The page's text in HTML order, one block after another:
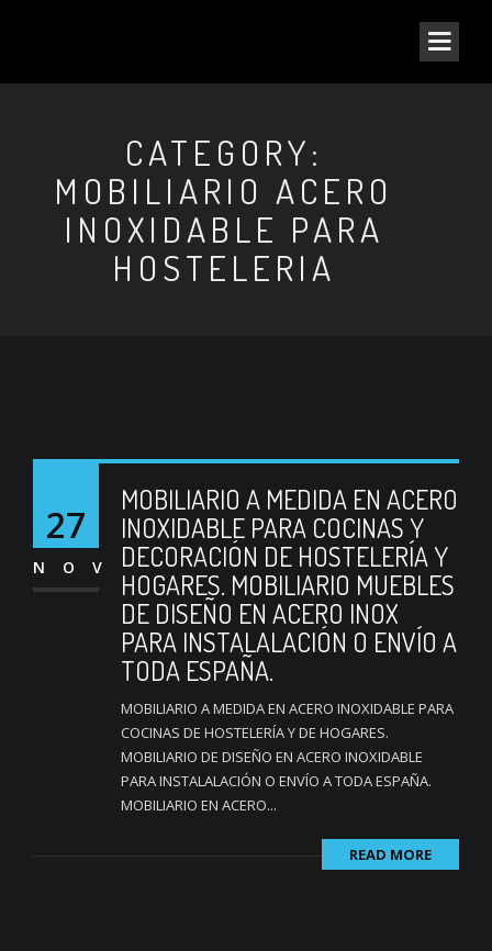
CATEGORY:
MOBILIARIO ACERO
INOXIDABLE PARA
HOSTELERIA
27
NOV
MOBILIARIO A MEDIDA EN ACERO
INOXIDABLE PARA COCINAS Y
DECORACIÓN DE HOSTELERÍA Y
HOGARES. MOBILIARIO MUEBLES
DE DISEÑO EN ACERO INOX
PARA INSTALALACIÓN O ENVÍO A
TODA ESPAÑA.
MOBILIARIO A MEDIDA EN ACERO INOXIDABLE PARA
COCINAS DE HOSTELERÍA Y DE HOGARES.
MOBILIARIO DE DISEÑO EN ACERO INOXIDABLE
PARA INSTALALACIÓN O ENVÍO A TODA ESPAÑA.
MOBILIARIO EN ACERO...
READ MORE